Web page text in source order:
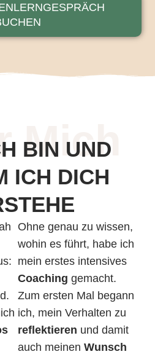
Mich
BIN UND
ICH DICH
Ohne genau zu wissen,
wohin es führt, habe ich
mein erstes intensives
Coaching gemacht.
Zum ersten Mal begann
ich, mein Verhalten zu
reflektieren und damit
auch meinen Wunsch